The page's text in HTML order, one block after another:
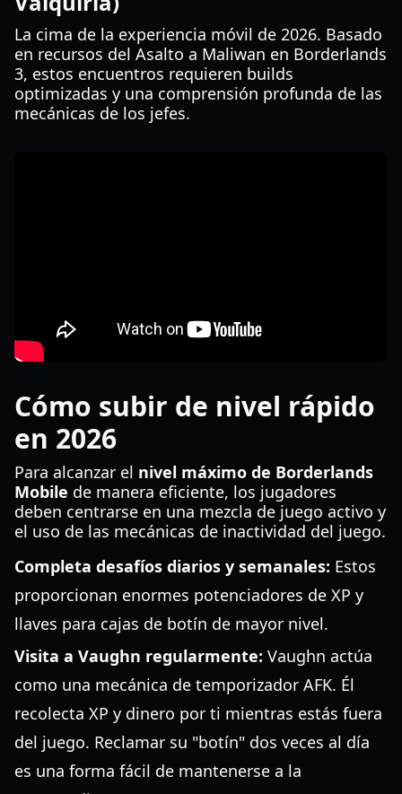
La cima de la experiencia móvil de 2026. Basado
en recursos del Asalto a Maliwan en Borderlands
3, estos encuentros requieren builds
optimizadas y una comprensión profunda de las
mecánicas de los jefes.
Cómo subir de nivel rápido
en 2026
Para alcanzar el nivel máximo de Borderlands
Mobile de manera eficiente, los jugadores
deben centrarse en una mezcla de juego activo y
el uso de las mecánicas de inactividad del juego.
Completa desafíos diarios y semanales: Estos
proporcionan enormes potenciadores de XP y
llaves para cajas de botín de mayor nivel.
Visita a Vaughn regularmente: Vaughn actúa
como una mecánica de temporizador AFK. Él
recolecta XP y dinero por ti mientras estás fuera
del juego. Reclamar su "botín" dos veces al día
es una forma fácil de mantenerse a la